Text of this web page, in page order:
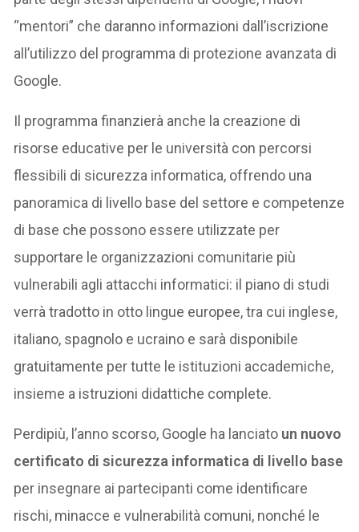
“mentori” che daranno informazioni dall’iscrizione
all’utilizzo del programma di protezione avanzata di
Google.
Il programma finanzierà anche la creazione di
risorse educative per le università con percorsi
flessibili di sicurezza informatica, offrendo una
panoramica di livello base del settore e competenze
di base che possono essere utilizzate per
supportare le organizzazioni comunitarie più
vulnerabili agli attacchi informatici: il piano di studi
verrà tradotto in otto lingue europee, tra cui inglese,
italiano, spagnolo e ucraino e sarà disponibile
gratuitamente per tutte le istituzioni accademiche,
insieme a istruzioni didattiche complete.
Perdipiù, l’anno scorso, Google ha lanciato un nuovo
certificato di sicurezza informatica di livello base
per insegnare ai partecipanti come identificare
rischi, minacce e vulnerabilità comuni, nonché le